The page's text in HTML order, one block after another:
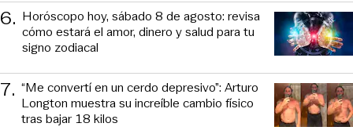
6. Horóscopo hoy, sábado 8 de agosto: revisa
cómo estará el amor, dinero y salud para tu
signo zodiacal
7. “Me convertí en un cerdo depresivo”: Arturo
Longton muestra su increíble cambio físico
tras bajar 18 kilos